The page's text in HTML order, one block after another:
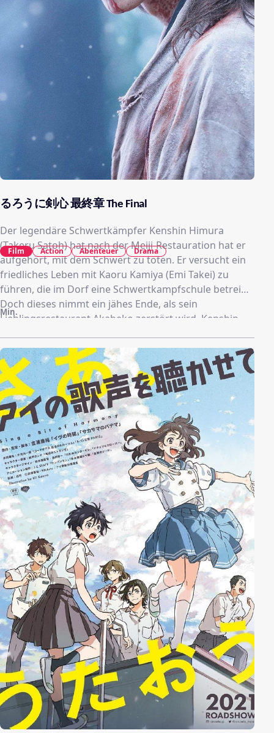
るろうに剣心 最終章 The Final
Der legendäre Schwertkämpfer Kenshin Himura
(Takeru Satoh) hat nach der Meiji-Restauration hat er
aufgehört, mit dem Schwert zu töten. Er versucht ein
friedliches Leben mit Kaoru Kamiya (Emi Takei) zu
führen, die im Dorf eine Schwertkampfschule betreibt.
Doch dieses nimmt ein jähes Ende, als sein
Lieblingsrestaurant Akabeko zerstört wird. Kenshin
„Junchu“, die Unheil verspricht.
Min.
Film Action Abenteuer Drama